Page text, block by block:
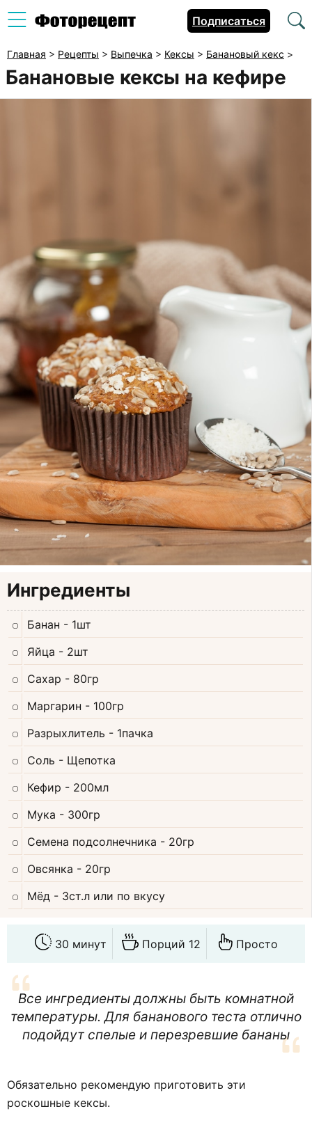
Подписаться
Главная > Рецепты > Выпечка > Кексы > Банановый кекс >
Банановые кексы на кефире
Ингредиенты
Банан - 1шт
Яйца - 2шт
Сахар - 80гр
Маргарин - 100гр
Разрыхлитель - 1пачка
Соль - Щепотка
Кефир - 200мл
Мука - 300гр
Семена подсолнечника - 20гр
Овсянка - 20гр
Мёд - 3ст.л или по вкусу
30 минут Порций 12 Просто
Все ингредиенты должны быть комнатной
температуры. Для бананового теста отлично
подойдут спелые и перезревшие бананы
Обязательно рекомендую приготовить эти
роскошные кексы.